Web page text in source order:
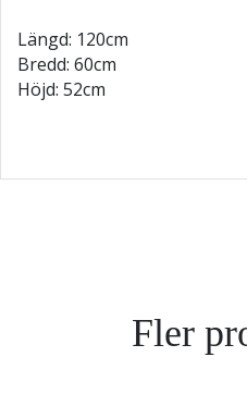
Längd: 120cm
Bredd: 60cm
Höjd: 52cm
Fler